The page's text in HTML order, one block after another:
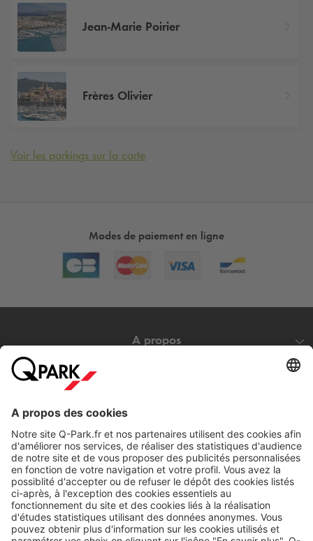
Jean-Marie Poirier
Frères Olivier
Voir les parkings sur la carte
Modes de paiement en ligne
A propos
Nos services